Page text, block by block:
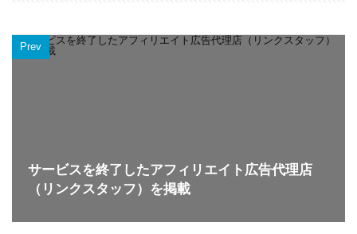
Prev
サービスを終了したアフィリエイト広告代理店
（リンクスタッフ）を掲載